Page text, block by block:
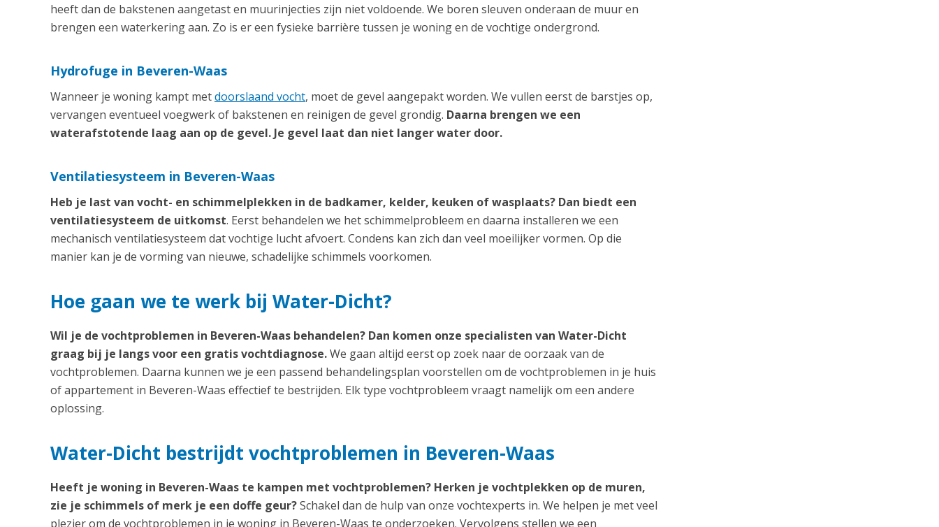
heeft dan de bakstenen aangetast en muurinjecties zijn niet voldoende. We boren sleuven onderaan de muur en
brengen een waterkering aan. Zo is er een fysieke barrière tussen je woning en de vochtige ondergrond.
Hydrofuge in Beveren-Waas
Wanneer je woning kampt metdoorslaand vocht, moet de gevel aangepakt worden. We vullen eerst de barstjes op,
vervangen eventueel voegwerk of bakstenen en reinigen de gevel grondig. Daarna brengen we een
waterafstotende laag aan op de gevel. Je gevel laat dan niet langer water door.
Ventilatiesysteem in Beveren-Waas
Heb je last van vocht- en schimmelplekken in de badkamer, kelder, keuken of wasplaats? Dan biedt een
ventilatiesysteem de uitkomst. Eerst behandelen we het schimmelprobleem en daarna installeren we een
mechanisch ventilatiesysteem dat vochtige lucht afvoert. Condens kan zich dan veel moeilijker vormen. Op die
manier kan je de vorming van nieuwe, schadelijke schimmels voorkomen.
Hoe gaan we te werk bij Water-Dicht?
Wil je de vochtproblemen in Beveren-Waas behandelen? Dan komen onze specialisten van Water-Dicht
graag bij je langs voor een gratis vochtdiagnose.We gaan altijd eerst op zoek naar de oorzaak van de
vochtproblemen. Daarna kunnen we je een passend behandelingsplan voorstellen om de vochtproblemen in je huis
of appartement in Beveren-Waas effectief te bestrijden. Elk type vochtprobleem vraagt namelijk om een andere
oplossing.
Water-Dicht bestrijdt vochtproblemen in Beveren-Waas
Heeft je woning in Beveren-Waas te kampen met vochtproblemen? Herken je vochtplekken op de muren,
zie je schimmels of merk je een doffe geur?Schakel dan de hulp van onze vochtexperts in. We helpen je met veel
plezier om de vochtproblemen in je woning in Beveren-Waas te onderzoeken. Vervolgens stellen we een